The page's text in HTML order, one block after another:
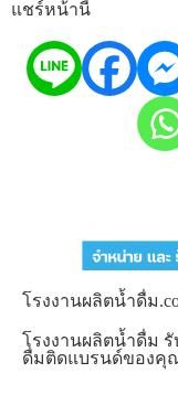
แชร์หน้านี้
โรงงานผลิตน้ำดื่ม
โรงงานผลิตน้ำดื่ม
ดื่มติดแบรนด์ของคุ